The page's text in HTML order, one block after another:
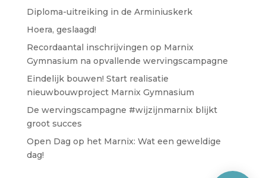
Diploma-uitreiking in de Arminiuskerk
Hoera, geslaagd!
Recordaantal inschrijvingen op Marnix
Gymnasium na opvallende wervingscampagne
Eindelijk bouwen! Start realisatie
nieuwbouwproject Marnix Gymnasium
De wervingscampagne #wijzijnmarnix blijkt
groot succes
Open Dag op het Marnix: Wat een geweldige
dag!